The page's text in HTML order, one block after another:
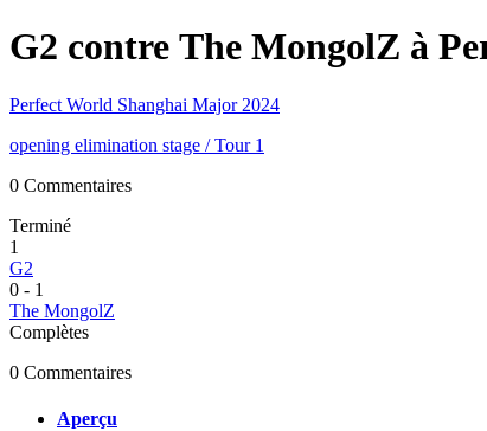
G2 contre The MongolZ à
Perfect World Shanghai Major 2024
opening elimination stage / Tour 1
0 Commentaires
Terminé
1
G2
0 - 1
The MongolZ
Complètes
0 Commentaires
Aperçu